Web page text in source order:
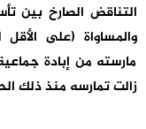
التناقض الصارخ بين
والمساواة (على
مارسته من إبادة
زالت تمارسه منذ ذلك